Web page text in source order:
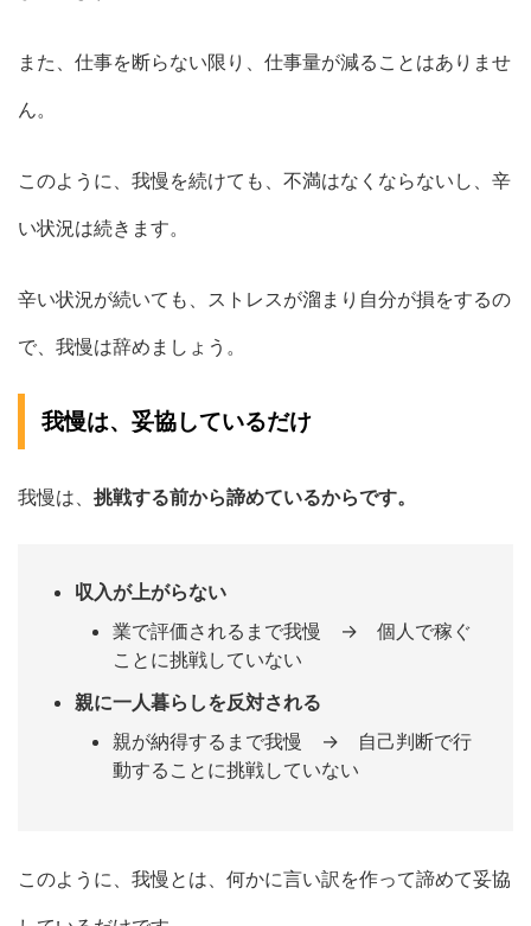
また、仕事を断らない限り、仕事量が減ることはありませ
ん。
このように、我慢を続けても、不満はなくならないし、辛
い状況は続きます。
辛い状況が続いても、ストレスが溜まり自分が損をするの
で、我慢は辞めましょう。
我慢は、妥協しているだけ
我慢は、 挑戦する前から諦めているからです。
収入が上がらない
業で評価されるまで我慢 → 個人で稼ぐ
ことに挑戦していない
親に一人暮らしを反対される
親が納得するまで我慢 → 自己判断で行
動することに挑戦していない
このように、我慢とは、何かに言い訳を作って諦めて妥協